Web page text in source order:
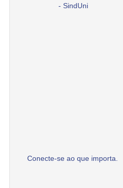
- SindUni
Conecte-se ao que importa.